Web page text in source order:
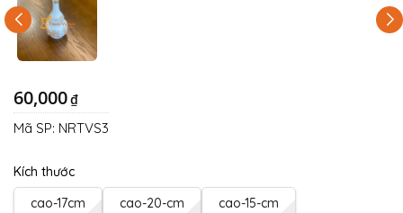
60,000₫
Kích thước
cao-17cm
cao-20-cm cao-15-cm
Mã SP: NRTVS3